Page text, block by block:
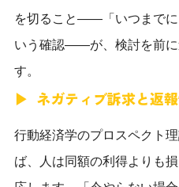
を切ること——「いつまでに
いう確認——が、検討を前に
す。
ネガティブ訴求と返
行動経済学のプロスペクト
ば、人は同額の利得よりも